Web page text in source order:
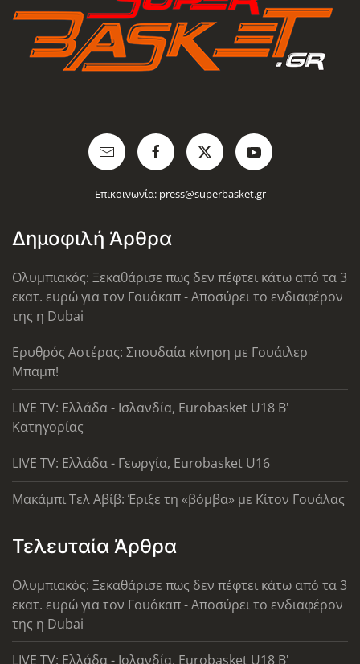
Επικοινωνία: press@superbasket.gr
Δημοφιλή Άρθρα
Ολυμπιακός: Ξεκαθάρισε πως δεν πέφτει κάτω από τα 3
εκατ. ευρώ για τον Γουόκαπ - Αποσύρει το ενδιαφέρον
της η Dubai
Ερυθρός Αστέρας: Σπουδαία κίνηση με Γουάιλερ
Μπαμπ!
LIVE TV: Ελλάδα - Ισλανδία, Eurobasket U18 Β'
Κατηγορίας
LIVE TV: Ελλάδα - Γεωργία, Eurobasket U16
Μακάμπι Τελ Αβίβ: Έριξε τη «βόμβα» με Κίτον Γουάλας
Τελευταία Άρθρα
Ολυμπιακός: Ξεκαθάρισε πως δεν πέφτει κάτω από τα 3
εκατ. ευρώ για τον Γουόκαπ - Αποσύρει το ενδιαφέρον
της η Dubai
LIVE TV: Ελλάδα - Ισλανδία, Eurobasket U18 Β'